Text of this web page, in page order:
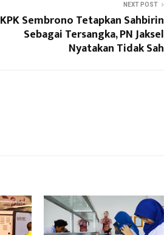
NEXT POST
KPK Sembrono Tetapkan Sahbirin
Sebagai Tersangka, PN Jaksel
Nyatakan Tidak Sah